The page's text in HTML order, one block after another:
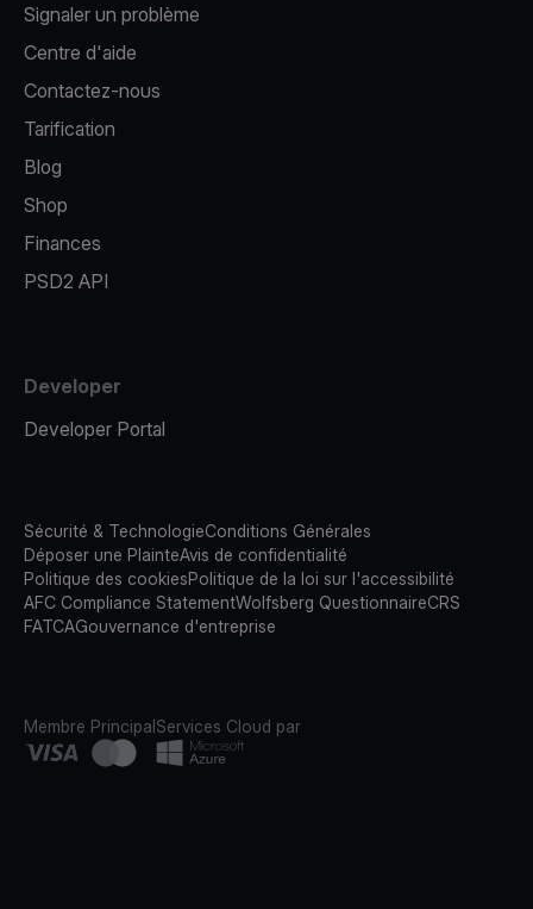
Signaler un problème
Centre d'aide
Contactez-nous
Tarification
Blog
Shop
Finances
PSD2 API
Developer
Developer Portal
Sécurité & TechnologieConditions Générales
Déposer une PlainteAvis de confidentialité
Politique des cookiesPolitique de la loi sur l'accessibilité
AFC Compliance StatementWolfsberg QuestionnaireCRS
FATCAGouvernance d'entreprise
Membre PrincipalServices Cloud par